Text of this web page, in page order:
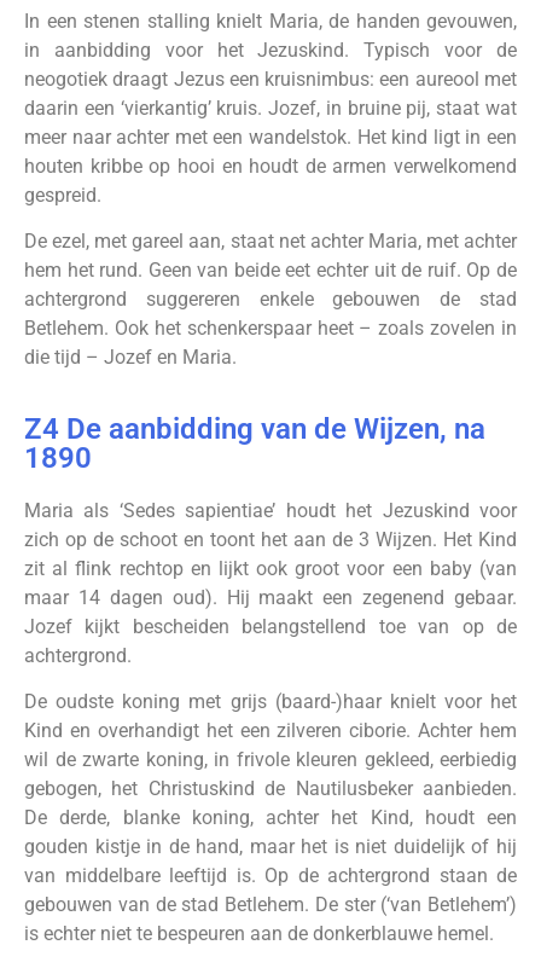
In een stenen stalling knielt Maria, de handen gevouwen,
in aanbidding voor het Jezuskind. Typisch voor de
neogotiek draagt Jezus een kruisnimbus: een aureool met
daarin een ‘vierkantig’ kruis. Jozef, in bruine pij, staat wat
meer naar achter met een wandelstok. Het kind ligt in een
houten kribbe op hooi en houdt de armen verwelkomend
gespreid.
De ezel, met gareel aan, staat net achter Maria, met achter
hem het rund. Geen van beide eet echter uit de ruif. Op de
achtergrond suggereren enkele gebouwen de stad
Betlehem. Ook het schenkerspaar heet – zoals zovelen in
die tijd – Jozef en Maria.
Z4 De aanbidding van de Wijzen, na
1890
Maria als ‘Sedes sapientiae’ houdt het Jezuskind voor
zich op de schoot en toont het aan de 3 Wijzen. Het Kind
zit al flink rechtop en lijkt ook groot voor een baby (van
maar 14 dagen oud). Hij maakt een zegenend gebaar.
Jozef kijkt bescheiden belangstellend toe van op de
achtergrond.
De oudste koning met grijs (baard-)haar knielt voor het
Kind en overhandigt het een zilveren ciborie. Achter hem
wil de zwarte koning, in frivole kleuren gekleed, eerbiedig
gebogen, het Christuskind de Nautilusbeker aanbieden.
De derde, blanke koning, achter het Kind, houdt een
gouden kistje in de hand, maar het is niet duidelijk of hij
van middelbare leeftijd is. Op de achtergrond staan de
gebouwen van de stad Betlehem. De ster (‘van Betlehem’)
is echter niet te bespeuren aan de donkerblauwe hemel.